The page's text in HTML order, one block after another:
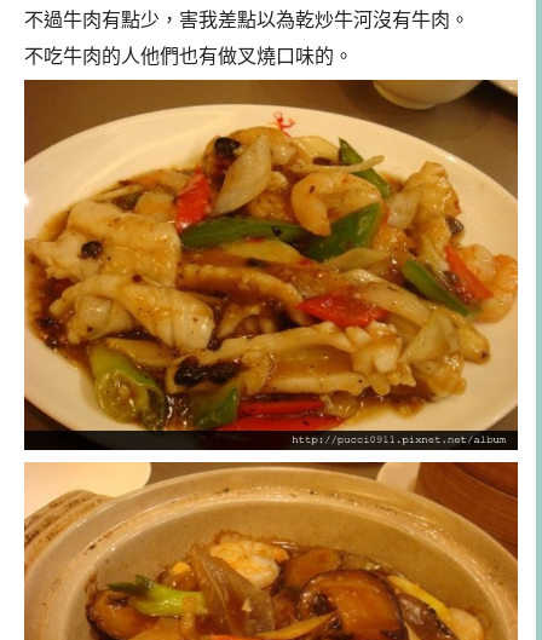
不過牛肉有點少，害我差點以為乾炒牛河沒有牛肉。
不吃牛肉的人他們也有做叉燒口味的。